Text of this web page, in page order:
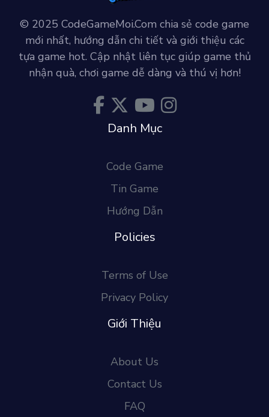
© 2025 CodeGameMoi.Com chia sẻ code game
mới nhất, hướng dẫn chi tiết và giới thiệu các
tựa game hot. Cập nhật liên tục giúp game thủ
nhận quà, chơi game dễ dàng và thú vị hơn!
Danh Mục
Code Game
Tin Game
Hướng Dẫn
Policies
Terms of Use
Privacy Policy
Giới Thiệu
About Us
Contact Us
FAQ